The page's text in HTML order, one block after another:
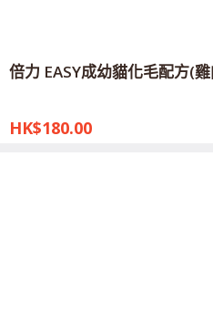
倍力 EASY成幼貓化毛配方(
HK$180.00